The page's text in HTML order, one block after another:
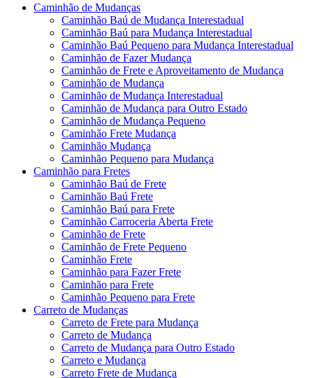
Caminhão de Mudanças
Caminhão Baú de Mudança Interestadual
Caminhão Baú para Mudança Interestadual
Caminhão Baú Pequeno para Mudança Interestadual
Caminhão de Fazer Mudança
Caminhão de Frete e Aproveitamento de Mudança
Caminhão de Mudança
Caminhão de Mudança Interestadual
Caminhão de Mudança para Outro Estado
Caminhão de Mudança Pequeno
Caminhão Frete Mudança
Caminhão Mudança
Caminhão Pequeno para Mudança
Caminhão para Fretes
Caminhão Baú de Frete
Caminhão Baú Frete
Caminhão Baú para Frete
Caminhão Carroceria Aberta Frete
Caminhão de Frete
Caminhão de Frete Pequeno
Caminhão Frete
Caminhão para Fazer Frete
Caminhão para Frete
Caminhão Pequeno para Frete
Carreto de Mudanças
Carreto de Frete para Mudança
Carreto de Mudança
Carreto de Mudança para Outro Estado
Carreto e Mudança
Carreto Frete de Mudança